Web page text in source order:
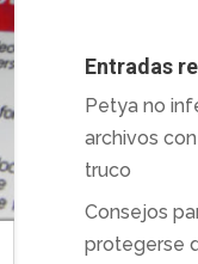
Entradas
Petya no
archivos
truco
Consejos
protegerse